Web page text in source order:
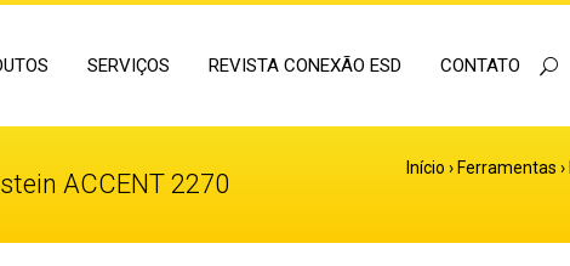
SERVIÇOS REVISTA CONEXÃO ESD CONTATO
ACCENT 2270
Início › Ferramentas ›